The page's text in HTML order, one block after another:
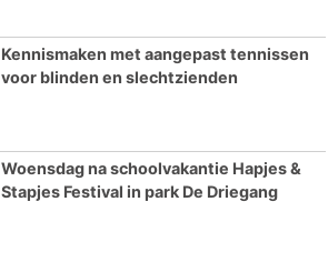
Kennismaken met aangepast tennissen
voor blinden en slechtzienden
Woensdag na schoolvakantie Hapjes &
Stapjes Festival in park De Driegang